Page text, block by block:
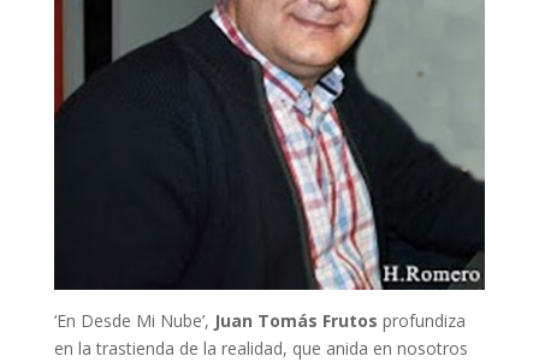
‘En Desde Mi Nube’, Juan Tomás Frutos profundiza
en la trastienda de la realidad, que anida en nosotros